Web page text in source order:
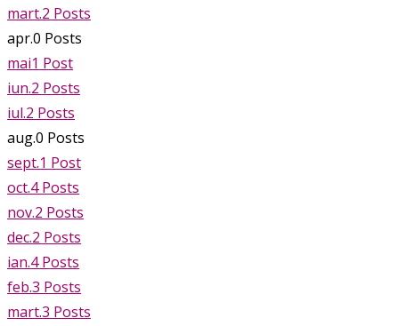
mart.2 Posts
apr.0 Posts
mai1 Post
iun.2 Posts
iul.2 Posts
aug.0 Posts
sept.1 Post
oct.4 Posts
nov.2 Posts
dec.2 Posts
ian.4 Posts
feb.3 Posts
mart.3 Posts